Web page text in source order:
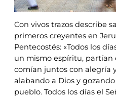
Con vivos trazos describe
primeros creyentes en
Pentecostés: «Todos los
un mismo espíritu, partían
comían juntos con alegría
alabando a Dios y
pueblo. Todos los días el